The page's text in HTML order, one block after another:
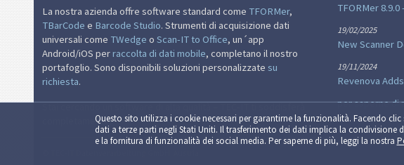
Questo sito utilizza i cookie necessari per garantirne la funzionalità. Facendo
dati a terze parti negli Stati Uniti. Il trasferimento dei dati implica la
e la fornitura di funzionalità dei social media. Per saperne di più, leggi la nostra
La nostra azienda offre software standard come TFORMer,
TBarCode e Barcode Studio. Strumenti di acquisizione dati
universali come TWedge o Scan-IT to Office, un´app
Android/iOS perraccolta di dati mobile, completano il nostro
portafoglio. Sono disponibili soluzioni personalizzate su
richiesta.
Stai cercando un software di alta qualità – TEC-IT ti soddisferà
completamente.
TFORMer
19/02/2025
New Scanner
19/11/2024
Revenova
per saperne di